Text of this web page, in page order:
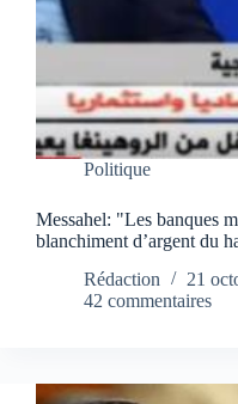
Politique
Messahel: "Les banques
blanchiment d’argent du
Rédaction
21
42 commentaires